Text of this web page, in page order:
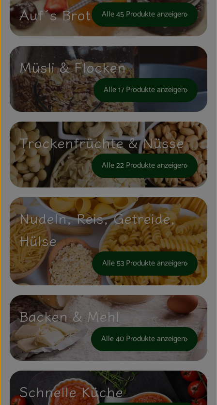
Kühltheke
Aktionen & Neues
Naturkost
Getränke
Haushaltswaren
So geht´s
Hofladen
Über uns
Aktuelles
Veranstaltungen
Auf´s Brot Alle 45 Produkte anzeigen
Müsli & Flocken
Alle 17 Produkte anzeigen
Trockenfrüchte & Nüsse
Alle 22 Produkte anzeigen
Nudeln, Reis, Getreide,
Hülse
Alle 53 Produkte anzeigen
Backen & Mehl
Alle 40 Produkte anzeigen
Schnelle Küche